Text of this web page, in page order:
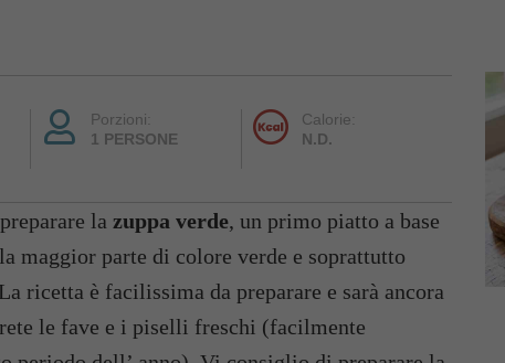
Porzioni:
1 PERSONE
Calorie:
N.D.
la zuppa verde, un primo piatto a base
maggior parte di colore verde e soprattutto
ricetta è facilissima da preparare e sarà ancora
le fave e i piselli freschi (facilmente